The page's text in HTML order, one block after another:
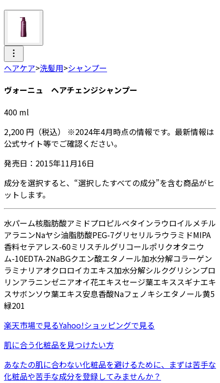
ヘアケア>洗髪用>シャンプー
ヴォーニュ ヘアチェンジシャンプー
400 ml
2,200 円 （税込） ※2024年4月時点の情報です。最新情報は
公式サイト等でご確認ください。
発売日： 2015年11月16日
成分を選択すると、“選択したすべての成分”を含む商品がヒ
ットします。
水パーム核脂肪酸アミドプロピルベタインラウロイルメチル
アラニンNaヤシ油脂肪酸PEG-7グリセリルラウラミドMIPA
香料セテアレス-60ミリスチルグリコールポリクオタニウ
ム-10EDTA-2NaBGクエン酸エタノール加水分解コラーゲン
ラミナリアオクロロイカエキス加水分解シルクグリシンプロ
リンアラニンゼニアオイ花エキスセージ葉エキススギナエキ
スサボンソウ葉エキス安息香酸Naフェノキシエタノール黄5
緑201
楽天市場で見るYahoo!ショッピングで見る
肌に合う化粧品を見つけたい方
あなたの肌に合わない化粧品を避けるために、まずは苦手な
化粧品や苦手な成分を登録してみませんか？